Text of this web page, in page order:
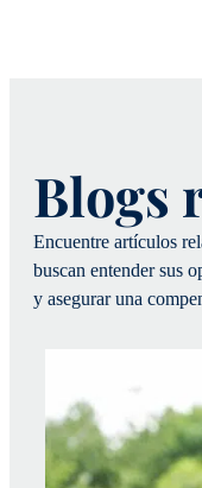
Blogs
Encuentre artículos
buscan entender sus
y asegurar una